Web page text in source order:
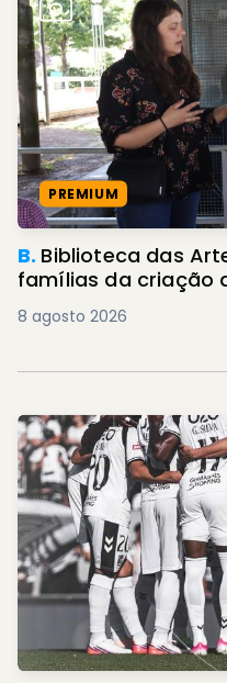
PREMIUM
B. Biblioteca das
famílias da criação
8 agosto 2026